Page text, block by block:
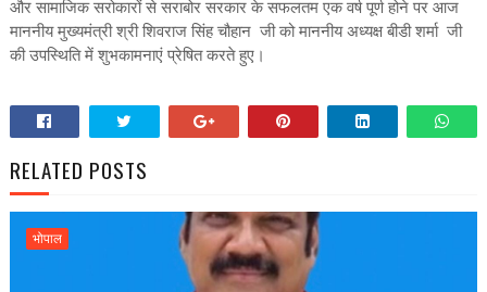
और सामाजिक सरोकारों से सराबोर सरकार के सफलतम एक वर्ष पूर्ण होने पर आज
माननीय मुख्यमंत्री श्री शिवराज सिंह चौहान जी को माननीय अध्यक्ष बीडी शर्मा जी
की उपस्थिति में शुभकामनाएं प्रेषित करते हुए।
RELATED POSTS
भोपाल